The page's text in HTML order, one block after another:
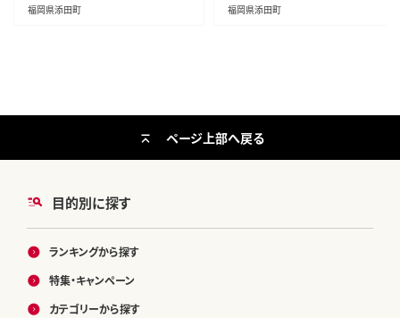
福岡県添田町 福岡県添田町
目的別に探す
ランキングから探す
特集・キャンペーン
カテゴリーから探す
ページ上部へ戻る